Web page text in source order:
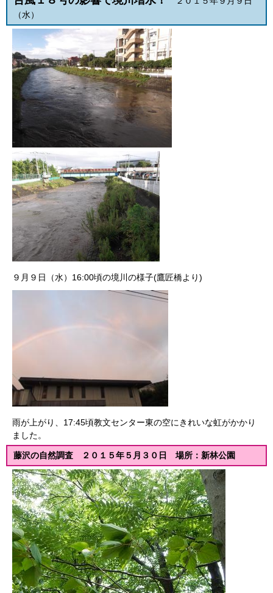
（水）
９月９日（水）16:00頃の境川の様子(鷹匠橋より)
雨が上がり、17:45頃教文センター東の空にきれいな虹がかかり
ました。
藤沢の自然調査 ２０１５年５月３０日 場所：新林公園